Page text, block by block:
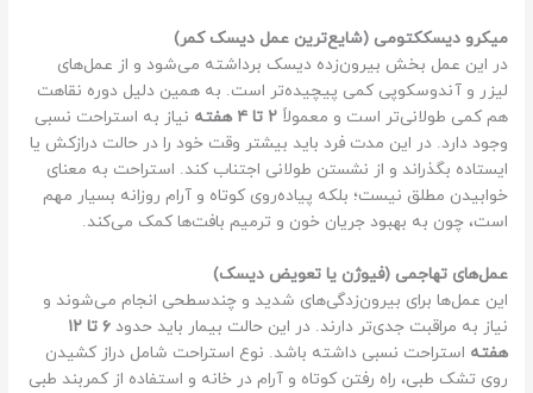
میکرو دیسککتومی (شایع‌ترین عمل دیسک کمر)
در این عمل بخش بیرون‌زده دیسک برداشته می‌شود و از عمل‌های
لیزر و آندوسکوپی کمی پیچیده‌تر است. به همین دلیل دوره نقاهت
هم کمی طولانی‌تر است و معمولاً۲ تا ۴ هفته
نیاز به استراحت نسبی
وجود دارد. در این مدت فرد باید بیشتر وقت خود را در حالت درازکش یا
ایستاده بگذراند و از نشستن طولانی اجتناب کند. استراحت به معنای
خوابیدن مطلق نیست؛ بلکه پیاده‌روی کوتاه و آرام روزانه بسیار مهم
است، چون به بهبود جریان خون و ترمیم بافت‌ها کمک می‌کند.
عمل‌های تهاجمی (فیوژن یا تعویض دیسک)
این عمل‌ها برای بیرون‌زدگی‌های شدید و چندسطحی انجام می‌شوند و
نیاز به مراقبت جدی‌تر دارند. در این حالت بیمار باید حدود
۶ تا ۱۲
هفته استراحت نسبی داشته باشد. نوع استراحت شامل دراز کشیدن
روی تشک طبی، راه رفتن کوتاه و آرام در خانه و استفاده از کمربند طبی